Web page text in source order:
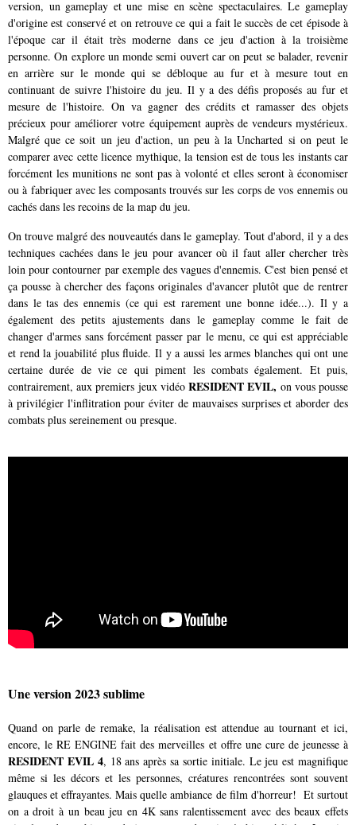
version, un gameplay et une mise en scène spectaculaires. Le gameplay
d'origine est conservé et on retrouve ce qui a fait le succès de cet épisode à
l'époque car il était très moderne dans ce jeu d'action à la troisième
personne. On explore un monde semi ouvert car on peut se balader, revenir
en arrière sur le monde qui se débloque au fur et à mesure tout en
continuant de suivre l'histoire du jeu. Il y a des défis proposés au fur et
mesure de l'histoire. On va gagner des crédits et ramasser des objets
précieux pour améliorer votre équipement auprès de vendeurs mystérieux.
Malgré que ce soit un jeu d'action, un peu à la Uncharted si on peut le
comparer avec cette licence mythique, la tension est de tous les instants car
forcément les munitions ne sont pas à volonté et elles seront à économiser
ou à fabriquer avec les composants trouvés sur les corps de vos ennemis ou
cachés dans les recoins de la map du jeu.
On trouve malgré des nouveautés dans le gameplay. Tout d'abord, il y a des
techniques cachées dans le jeu pour avancer où il faut aller chercher très
loin pour contourner par exemple des vagues d'ennemis. C'est bien pensé et
ça pousse à chercher des façons originales d'avancer plutôt que de rentrer
dans le tas des ennemis (ce qui est rarement une bonne idée...). Il y a
également des petits ajustements dans le gameplay comme le fait de
changer d'armes sans forcément passer par le menu, ce qui est appréciable
et rend la jouabilité plus fluide. Il y a aussi les armes blanches qui ont une
certaine durée de vie ce qui piment les combats également. Et puis,
contrairement, aux premiers jeux vidéoRESIDENT EVIL, on vous pousse
à privilégier l'inflitration pour éviter de mauvaises surprises et aborder des
combats plus sereinement ou presque.
Une version 2023 sublime
Quand on parle de remake, la réalisation est attendue au tournant et ici,
encore, le RE ENGINE fait des merveilles et offre une cure de jeunesse à
RESIDENT EVIL 4, 18 ans après sa sortie initiale. Le jeu est magnifique
même si les décors et les personnes, créatures rencontrées sont souvent
glauques et effrayantes. Mais quelle ambiance de film d'horreur! Et surtout
on a droit à un beau jeu en 4K sans ralentissement avec des beaux effets